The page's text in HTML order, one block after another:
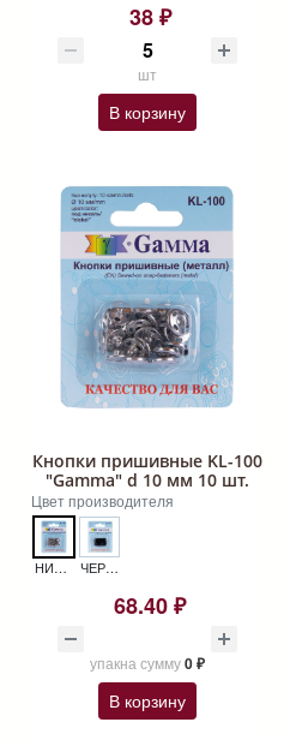
38 ₽
шт
В корзину
Кнопки пришивные KL-100
"Gamma" d 10 мм 10 шт.
Цвет производителя
НИКЕЛЬ КНОПКИ KL-100 ЧЕРНЫЙ КНОПКИ KL-100
68.40 ₽
упакна сумму0 ₽
В корзину